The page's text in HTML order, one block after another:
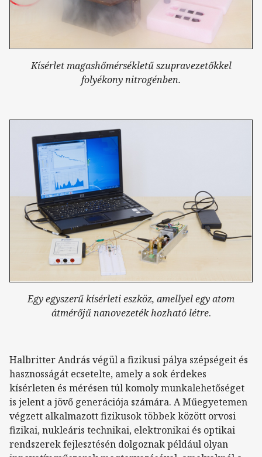
Kísérlet magashőmérsékletű szupravezetőkkel
folyékony nitrogénben.
Egy egyszerű kísérleti eszköz, amellyel egy atom
átmérőjű nanovezeték hozható létre.
Halbritter András végül a fizikusi pálya szépségeit és
hasznosságát ecsetelte, amely a sok érdekes
kísérleten és mérésen túl komoly munkalehetőséget
is jelent a jövő generációja számára. A Műegyetemen
végzett alkalmazott fizikusok többek között orvosi
fizikai, nukleáris technikai, elektronikai és optikai
rendszerek fejlesztésén dolgoznak például olyan